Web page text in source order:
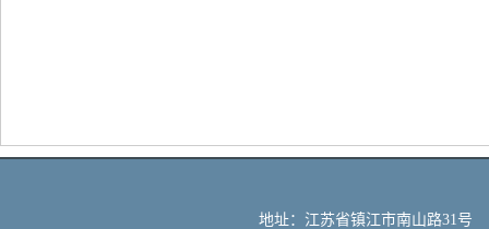
地址：江苏省镇江市南山路31